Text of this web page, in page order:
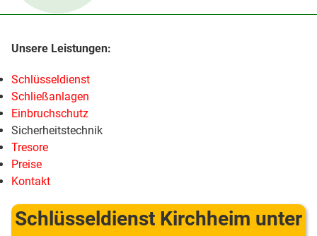
Schlüsseldienst
Schließanlagen
Einbruchschutz
Sicherheitstechnik
Tresore
Preise
Kontakt
Schlüsseldienst Kirchheim unter